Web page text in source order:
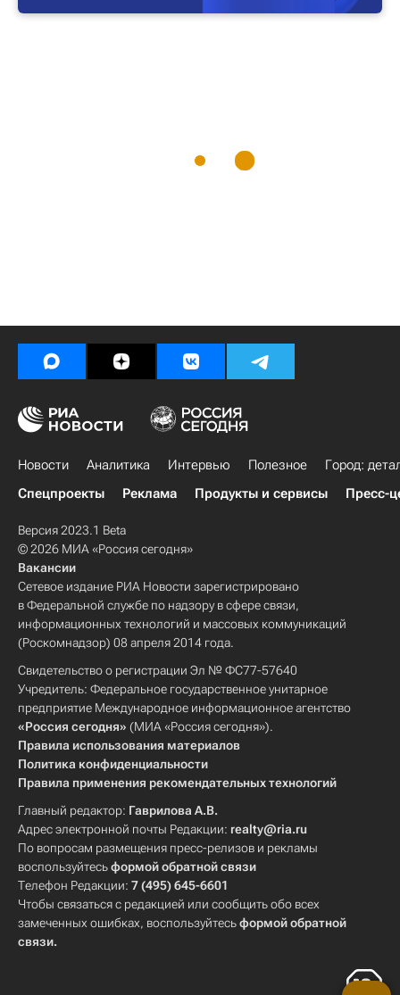
Новости Аналитика Интервью Полезное
Город:
Спецпроекты
Реклама Продукты и сервисы Пресс-
Версия 2023.1 Beta
© 2026 МИА «Россия сегодня»
Вакансии
Сетевое издание РИА Новости зарегистрировано
в Федеральной службе по надзору в сфере связи,
информационных технологий и массовых коммуникаций
(Роскомнадзор) 08 апреля 2014 года.
Свидетельство о регистрации Эл № ФС77-57640
Учредитель: Федеральное государственное унитарное
предприятие Международное информационное агентство
«Россия сегодня» (МИА «Россия сегодня»).
Правила использования материалов
Политика конфиденциальности
Правила применения рекомендательных технологий
Главный редактор: Гаврилова А.В.
Адрес электронной почты Редакции: realty@ria.ru
По вопросам размещения пресс-релизов и рекламы
воспользуйтесьформой обратной связи
Телефон Редакции: 7 (495) 645-6601
Чтобы связаться с редакцией или сообщить обо всех
замеченных ошибках, воспользуйтесьформой обратной
связи.